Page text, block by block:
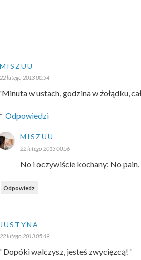
MISZUU
22 lutego 2013 00:54
'Minuta w ustach, godzina w żołądku,
Odpowiedzi
MISZUU
22 lutego 2013 00:56
No i oczywiście kochany: No pain,
Odpowiedz
JUSTYNA
22 lutego 2013 05:49
' Dopóki walczysz, jesteś zwycięzcą! '